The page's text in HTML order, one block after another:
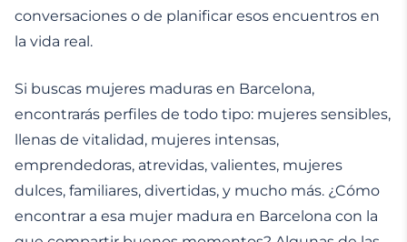
conversaciones o de planificar esos encuentros en
la vida real.
Si buscas mujeres maduras en Barcelona,
encontrarás perfiles de todo tipo: mujeres sensibles,
llenas de vitalidad, mujeres intensas,
emprendedoras, atrevidas, valientes, mujeres
dulces, familiares, divertidas, y mucho más. ¿Cómo
encontrar a esa mujer madura en Barcelona con la